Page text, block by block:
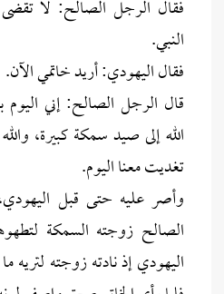
فقال الرجل الصالح: لا تقضى
النبي.
فقال اليهودي: أريد خاتمي الآن.
قال الرجل الصالح: إني اليوم
الله إلى صيد سمكة كبيرة،
تغديت معنا اليوم.
وأصر عليه حتى قبل
الصالح زوجته السمكة
اليهودي إذ نادته زوجته